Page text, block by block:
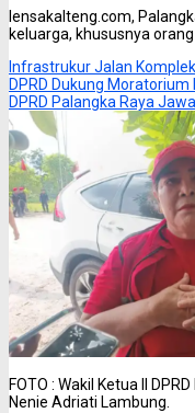
lensakalteng.com,
keluarga, khususnya
Infrastrukur Jalan
DPRD Dukung
DPRD Palangka Raya
FOTO : Wakil Ketua II
Nenie Adriati Lambung.